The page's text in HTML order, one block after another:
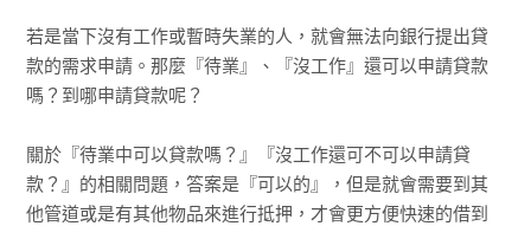
若是當下沒有工作或暫時失業的人，就會無法向銀行提出貸
款的需求申請。那麼『待業』、『沒工作』還可以申請貸款
嗎？到哪申請貸款呢？
關於『待業中可以貸款嗎？』『沒工作還可不可以申請貸
款？』的相關問題，答案是『可以的』，但是就會需要到其
他管道或是有其他物品來進行抵押，才會更方便快速的借到